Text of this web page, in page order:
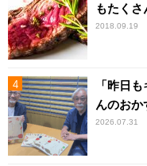
もたく
2018.09.19
「昨日
んのお
2026.07.31